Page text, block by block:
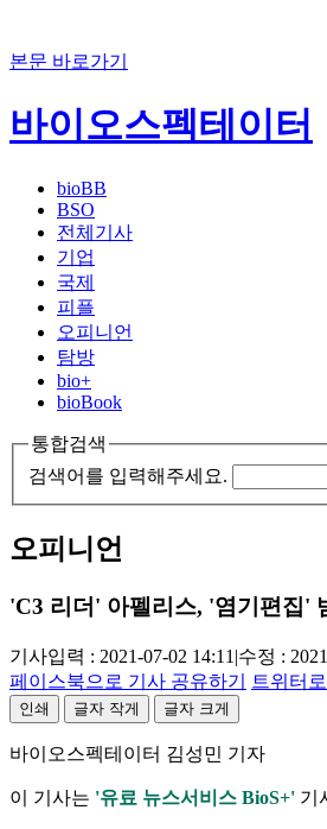
본문 바로가기
바이오스펙테이터
bioBB
BSO
전체기사
기업
국제
피플
오피니언
탐방
bio+
bioBook
통합검색
검색어를 입력해주세요.
오피니언
'C3 리더' 아펠리스, '염기편집'
기사입력 : 2021-07-02 14:11 |수정 :
페이스북으로 기사 공유하기
트위터
인쇄 글자 작게 글자 크게
바이오스펙테이터 김성민 기자
이 기사는 '유료 뉴스서비스 BioS+' 기